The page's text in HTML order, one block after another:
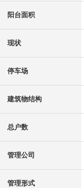
阳台面积
现状
停车场
建筑物结构
总户数
管理公司
管理形式